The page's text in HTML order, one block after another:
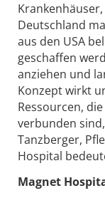
Deutschland
aus den USA
geschaffen
anziehen und
Konzept wirkt
Ressourcen,
verbunden
Tanzberger,
Hospital
Magnet